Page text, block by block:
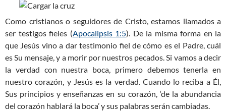
Como cristianos o seguidores de Cristo, estamos llamados a
ser testigos fieles (Apocalipsis 1:5). De la misma forma en la
que Jesús vino a dar testimonio fiel de cómo es el Padre, cuál
es Su mensaje, y a morir por nuestros pecados. Si vamos a decir
la verdad con nuestra boca, primero debemos tenerla en
nuestro corazón, y Jesús es la verdad. Cuando lo reciba a Él,
Sus principios y enseñanzas en su corazón, ‘de la abundancia
del corazón hablará la boca’ y sus palabras serán cambiadas.